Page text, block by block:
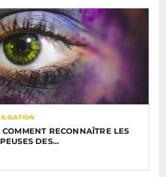
RECONNAÎTRE LES
DES…